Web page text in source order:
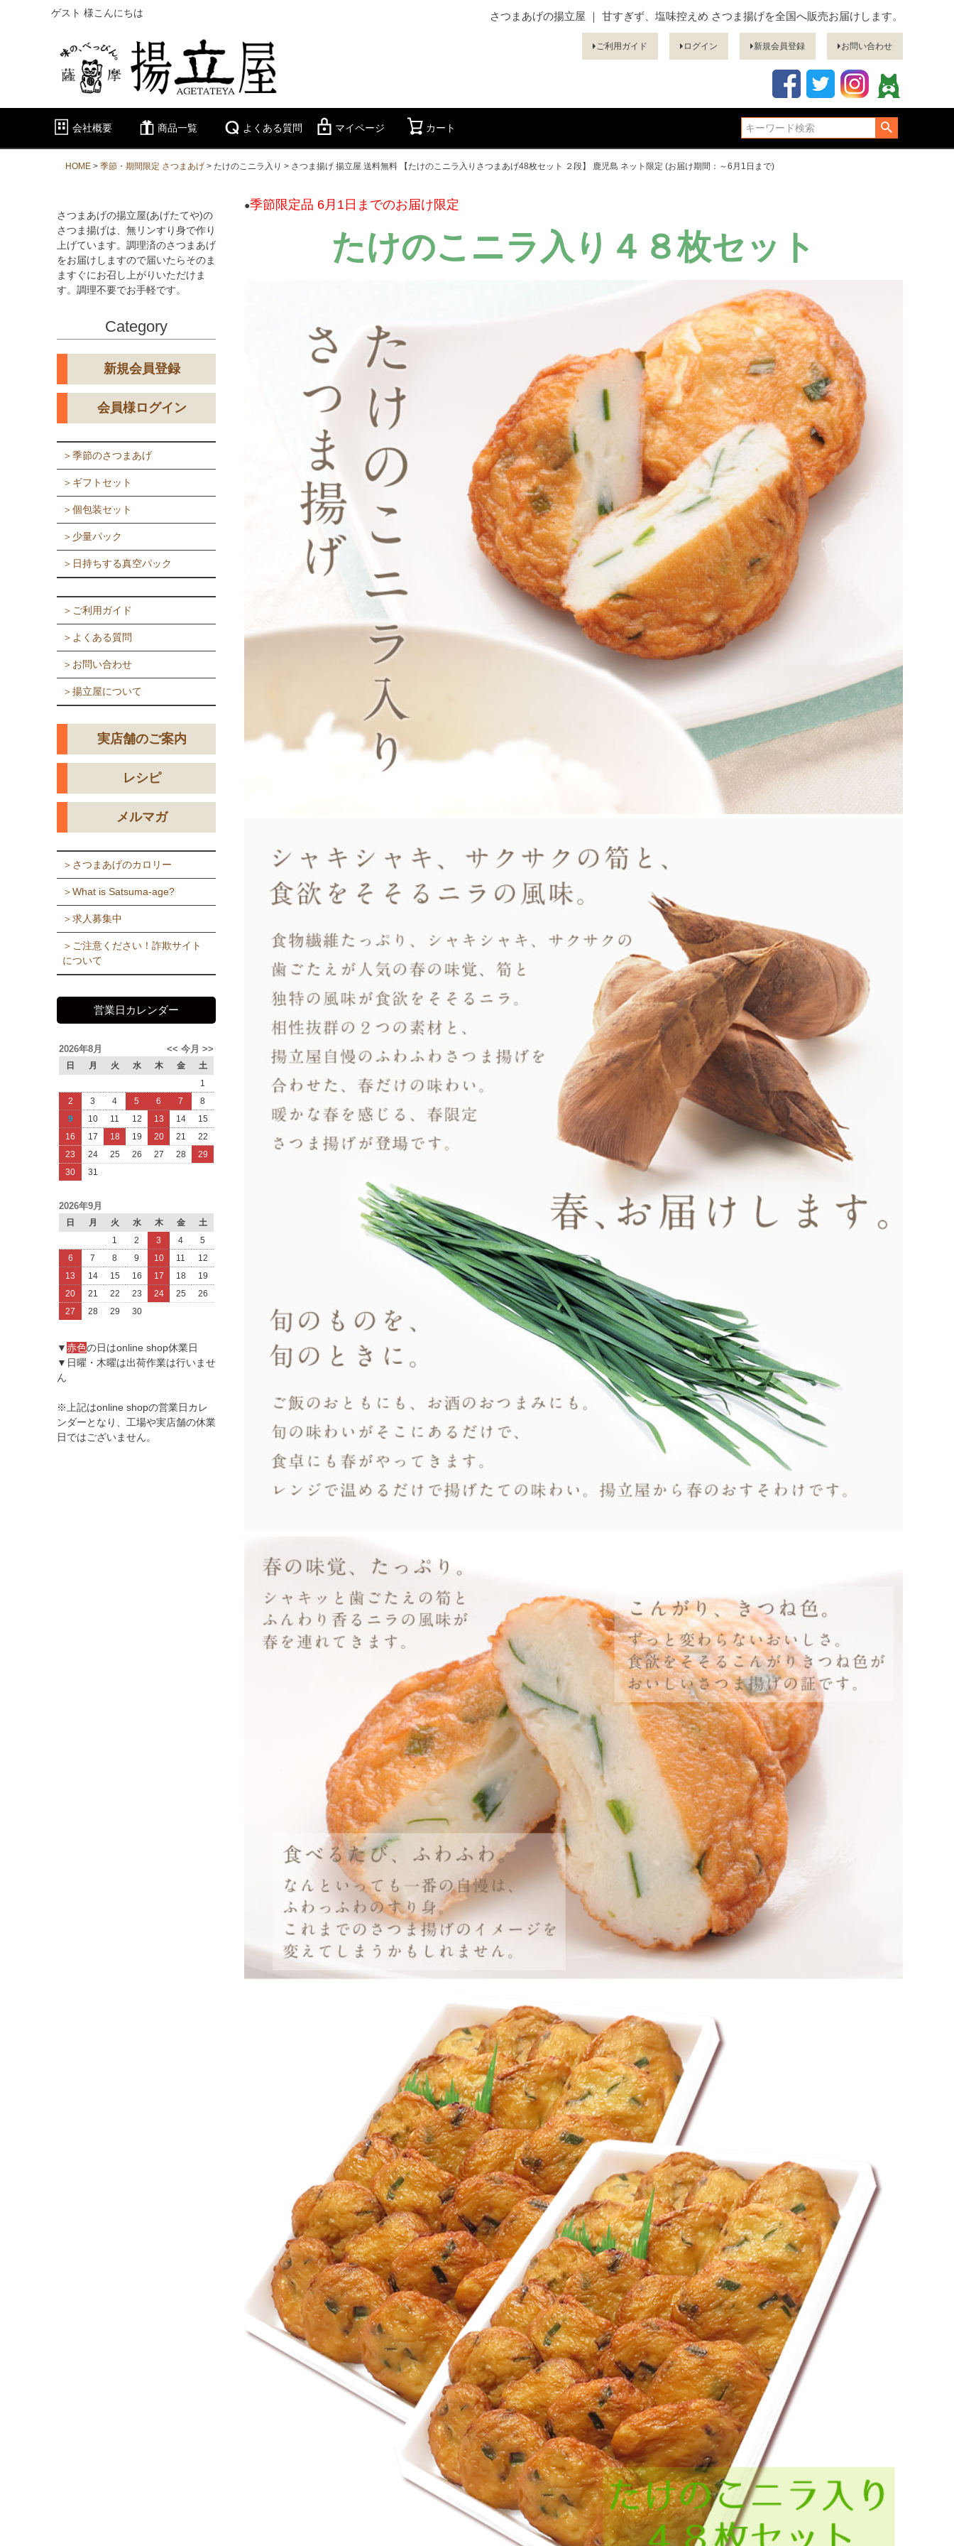
ゲスト 様こんにちは さつまあげの揚立屋 ｜ 甘すぎず、塩味控えめ さつま揚げを全国へ販売お届けします。
ご利用ガイド ログイン 新規会員登録 お問い合わせ
会社概要 商品一覧 よくある質問 マイページ カート
HOME 季節・期間限定 さつまあげ たけのこニラ入り さつま揚げ 揚立屋 送料無料 【たけのこニラ入りさつまあげ48枚セット ２段】 鹿児島 ネット限定 (お届け期間：～6月1日まで)
さつまあげの揚立屋(あげたてや)の
さつま揚げは、無リンすり身で作り
上げています。調理済のさつまあげ
をお届けしますので届いたらそのま
ますぐにお召し上がりいただけま
す。調理不要でお手軽です。
Category
新規会員登録
会員様ログイン
＞季節のさつまあげ
＞ギフトセット
＞個包装セット
＞少量パック
＞日持ちする真空パック
＞ご利用ガイド
＞よくある質問
＞お問い合わせ
＞揚立屋について
実店舗のご案内
レシピ
メルマガ
＞さつまあげのカロリー
＞What is Satsuma-age?
＞求人募集中
＞ご注意ください！詐欺サイト
について
営業日カレンダー
2026年8月 >>
今月
<<
日 月 火 水 木 金
土
1
2
3 4 5 6 7
8
9
10 11 12 13 14
15
16
17 18 19 20 21
22
23
24 25 26 27 28
29
30
31
2026年9月
日 月 火 水 木 金
土
1
2 3 4
5
6
7 8 9 10 11
12
13
14 15 16 17 18
19
20
21 22 23 24 25
26
27
28 29 30
▼赤色の日はonline shop休業日
▼日曜・木曜は出荷作業は行いませ
ん
※上記はonline shopの営業日カレ
ンダーとなり、工場や実店舗の休業
日ではございません。
●季節限定品 6月1日までのお届け限定
たけのこニラ入り４８枚セット